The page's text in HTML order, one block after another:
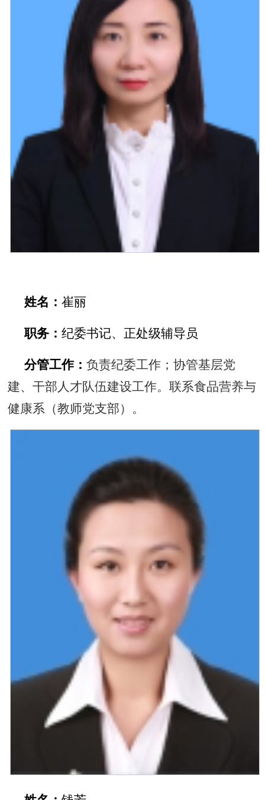
姓名：崔丽
职务：纪委书记、正处级辅导员
分管工作：负责纪委工作；协管基层党
建、干部人才队伍建设工作。联系食品营养与
健康系（教师党支部）。